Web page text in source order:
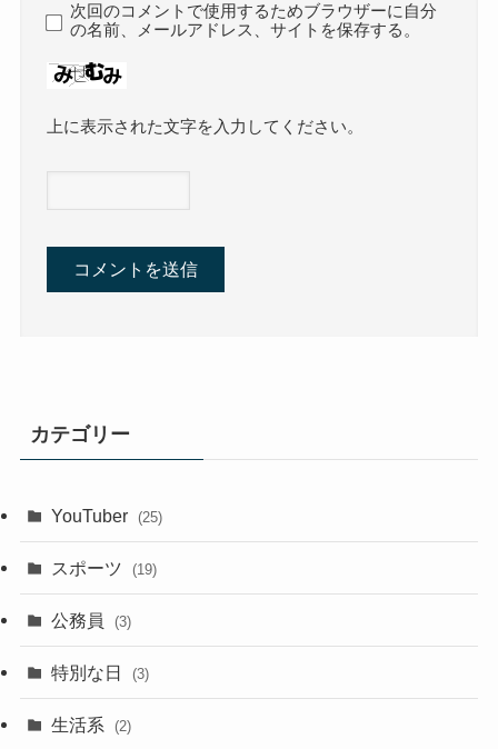
次回のコメントで使用するためブラウザーに自分
の名前、メールアドレス、サイトを保存する。
上に表示された文字を入力してください。
カテゴリー
YouTuber (25)
スポーツ (19)
公務員 (3)
特別な日 (3)
生活系 (2)